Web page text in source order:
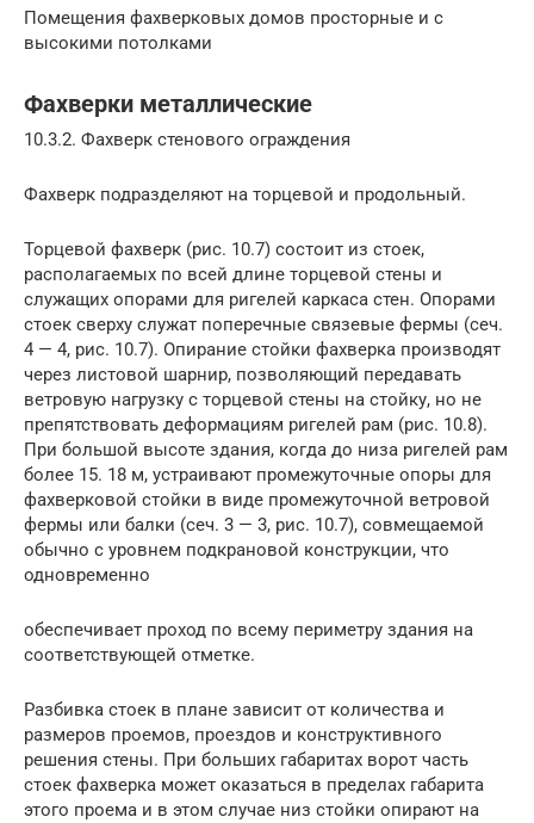
Помещения фахверковых домов просторные и с
высокими потолками
Фахверки металлические
10.3.2. Фахверк стенового ограждения
Фахверк подразделяют на торцевой и продольный.
Торцевой фахверк (рис. 10.7) состоит из стоек,
располагаемых по всей длине торцевой стены и
служащих опорами для ригелей каркаса стен. Опорами
стоек сверху служат поперечные связевые фермы (сеч.
4 — 4, рис. 10.7). Опирание стойки фахверка производят
через листовой шарнир, позволяющий передавать
ветровую нагрузку с торцевой стены на стойку, но не
препятствовать деформациям ригелей рам (рис. 10.8).
При большой высоте здания, когда до низа ригелей рам
более 15. 18 м, устраивают промежуточные опоры для
фахверковой стойки в виде промежуточной ветровой
фермы или балки (сеч. 3 — 3, рис. 10.7), совмещаемой
обычно с уровнем подкрановой конструкции, что
одновременно
обеспечивает проход по всему периметру здания на
соответствующей отметке.
Разбивка стоек в плане зависит от количества и
размеров проемов, проездов и конструктивного
решения стены. При больших габаритах ворот часть
стоек фахверка может оказаться в пределах габарита
этого проема и в этом случае низ стойки опирают на